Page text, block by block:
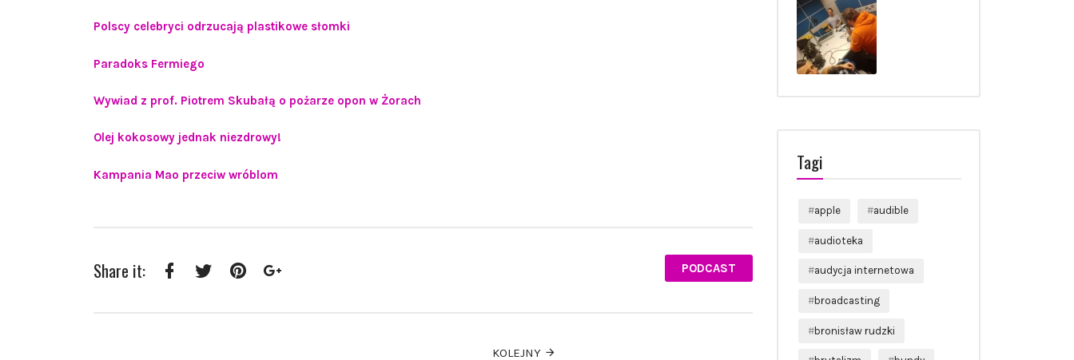
Polscy celebryci odrzucają plastikowe słomki
Paradoks Fermiego
Wywiad z prof. Piotrem Skubałą o pożarze opon w Żorach
Olej kokosowy jednak niezdrowy!
Kampania Mao przeciw wróblom
Share it: PODCAST
KOLEJNY
Tagi
apple audible
audioteka
audycja internetowa
broadcasting
bronisław rudzki